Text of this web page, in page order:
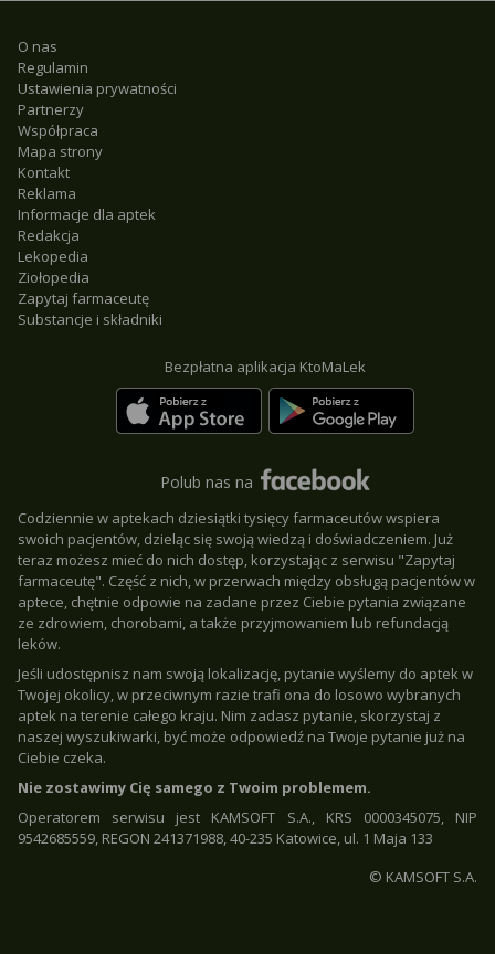
O nas
Regulamin
Ustawienia prywatności
Partnerzy
Współpraca
Mapa strony
Kontakt
Reklama
Informacje dla aptek
Redakcja
Lekopedia
Ziołopedia
Zapytaj farmaceutę
Substancje i składniki
Bezpłatna aplikacja KtoMaLek
Polub nas na
Codziennie w aptekach dziesiątki tysięcy farmaceutów wspiera
swoich pacjentów, dzieląc się swoją wiedzą i doświadczeniem. Już
teraz możesz mieć do nich dostęp, korzystając z serwisu "Zapytaj
farmaceutę". Część z nich, w przerwach między obsługą pacjentów w
aptece, chętnie odpowie na zadane przez Ciebie pytania związane
ze zdrowiem, chorobami, a także przyjmowaniem lub refundacją
leków.
Jeśli udostępnisz nam swoją lokalizację, pytanie wyślemy do aptek w
Twojej okolicy, w przeciwnym razie trafi ona do losowo wybranych
aptek na terenie całego kraju. Nim zadasz pytanie, skorzystaj z
naszej wyszukiwarki, być może odpowiedź na Twoje pytanie już na
Ciebie czeka.
Nie zostawimy Cię samego z Twoim problemem.
Operatorem serwisu jest KAMSOFT S.A., KRS 0000345075, NIP
9542685559, REGON 241371988, 40-235 Katowice, ul. 1 Maja 133
© KAMSOFT S.A.